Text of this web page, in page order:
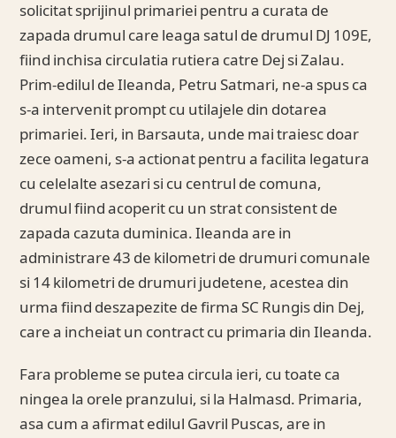
solicitat sprijinul primariei pentru a curata de
zapada drumul care leaga satul de drumul DJ 109E,
fiind inchisa circulatia rutiera catre Dej si Zalau.
Prim-edilul de Ileanda, Petru Satmari, ne-a spus ca
s-a intervenit prompt cu utilajele din dotarea
primariei. Ieri, in Barsauta, unde mai traiesc doar
zece oameni, s-a actionat pentru a facilita legatura
cu celelalte asezari si cu centrul de comuna,
drumul fiind acoperit cu un strat consistent de
zapada cazuta duminica. Ileanda are in
administrare 43 de kilometri de drumuri comunale
si 14 kilometri de drumuri judetene, acestea din
urma fiind deszapezite de firma SC Rungis din Dej,
care a incheiat un contract cu primaria din Ileanda.
Fara probleme se putea circula ieri, cu toate ca
ningea la orele pranzului, si la Halmasd. Primaria,
asa cum a afirmat edilul Gavril Puscas, are in